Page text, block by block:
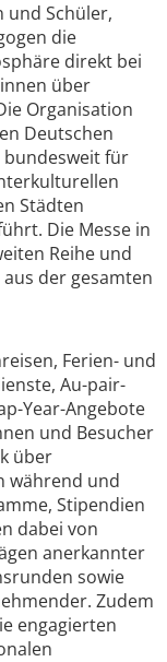
und Schüler,
die
direkt bei
über
Organisation
Deutschen
bundesweit für
Städten
Die Messe in
Reihe und
der gesamten
Ferien- und
Au-pair-
Year-Angebote
und Besucher
über
während und
Stipendien
dabei von
anerkannter
sowie
Zudem
engagierten